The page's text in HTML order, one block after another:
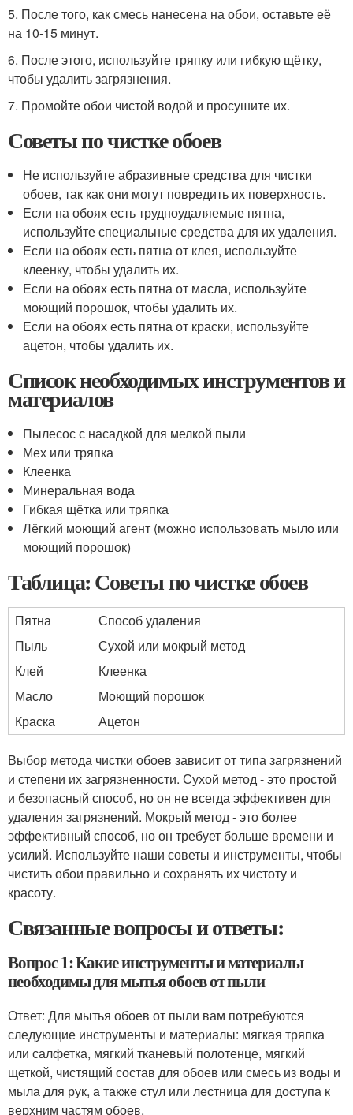
5. После того, как смесь нанесена на обои, оставьте её
на 10-15 минут.
6. После этого, используйте тряпку или гибкую щётку,
чтобы удалить загрязнения.
7. Промойте обои чистой водой и просушите их.
Советы по чистке обоев
Не используйте абразивные средства для чистки
обоев, так как они могут повредить их поверхность.
Если на обоях есть трудноудаляемые пятна,
используйте специальные средства для их удаления.
Если на обоях есть пятна от клея, используйте
клеенку, чтобы удалить их.
Если на обоях есть пятна от масла, используйте
моющий порошок, чтобы удалить их.
Если на обоях есть пятна от краски, используйте
ацетон, чтобы удалить их.
Список необходимых инструментов и
материалов
Пылесос с насадкой для мелкой пыли
Мех или тряпка
Клеенка
Минеральная вода
Гибкая щётка или тряпка
Лёгкий моющий агент (можно использовать мыло или
моющий порошок)
Таблица: Советы по чистке обоев
Пятна
Способ удаления
Пыль
Сухой или мокрый метод
Клей
Клеенка
Масло
Моющий порошок
Краска
Ацетон
Выбор метода чистки обоев зависит от типа загрязнений
и степени их загрязненности. Сухой метод - это простой
и безопасный способ, но он не всегда эффективен для
удаления загрязнений. Мокрый метод - это более
эффективный способ, но он требует больше времени и
усилий. Используйте наши советы и инструменты, чтобы
чистить обои правильно и сохранять их чистоту и
красоту.
Связанные вопросы и ответы:
Вопрос 1: Какие инструменты и материалы
необходимы для мытья обоев от пыли
Ответ: Для мытья обоев от пыли вам потребуются
следующие инструменты и материалы: мягкая тряпка
или салфетка, мягкий тканевый полотенце, мягкий
щеткой, чистящий состав для обоев или смесь из воды и
мыла для рук, а также стул или лестница для доступа к
верхним частям обоев.